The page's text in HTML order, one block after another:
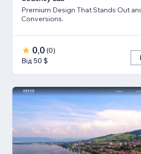
Premium Design That Stands Out
Conversions.
0,0 (0)
Від 50 $